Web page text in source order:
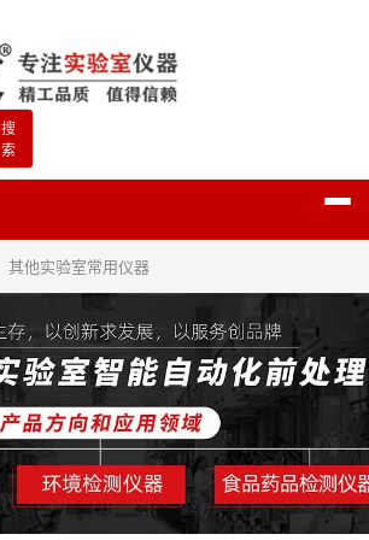
搜
索
其他实验室常用仪器